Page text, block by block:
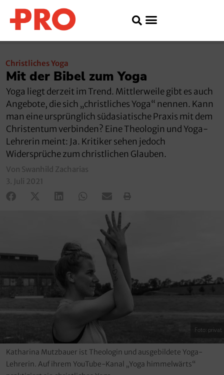
Christliches Yoga
Mit der Bibel zum Yoga
Yoga liegt derzeit im Trend. Mittlerweile gibt es auch
Angebote, die sich „christliches Yoga“ nennen. Kann
man eine ursprünglich südasiatische Praxis mit dem
Christentum verbinden? Eine Theologin und Yoga-
Lehrerin meint: Ja. Kritiker sehen jedoch
Widersprüche zum christlichen Glauben.
Von Swanhild Zacharias
3. Juli 2021
Foto: privat
Katharina Mutzbauer ist Theologin und ausgebildete Yoga-
Lehrerin. Auf ihrem YouTube-Kanal „Yoga himmelwärts“